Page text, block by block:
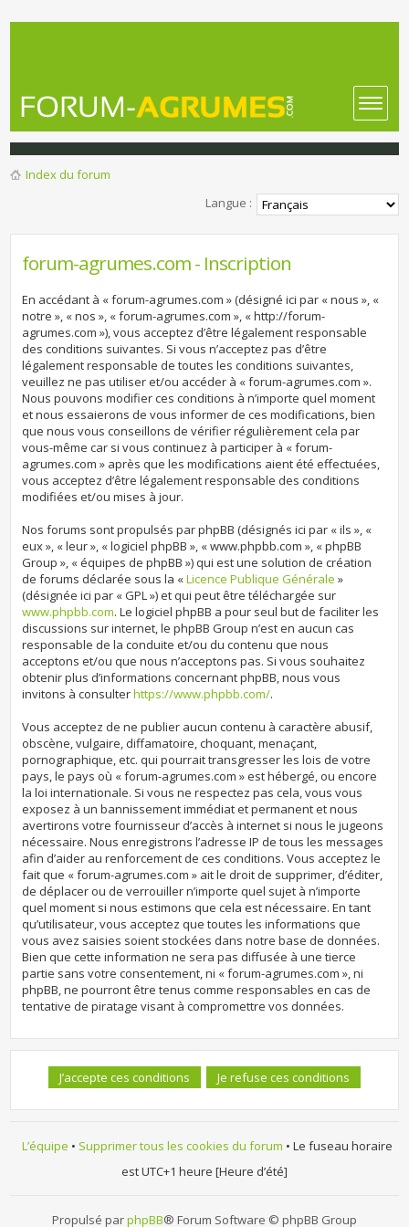
Index du forum
Langue :
forum-agrumes.com - Inscription
En accédant à « forum-agrumes.com » (désigné ici par « nous », «
notre », « nos », « forum-agrumes.com », « http://forum-
agrumes.com »), vous acceptez d’être légalement responsable
des conditions suivantes. Si vous n’acceptez pas d’être
légalement responsable de toutes les conditions suivantes,
veuillez ne pas utiliser et/ou accéder à « forum-agrumes.com ».
Nous pouvons modifier ces conditions à n’importe quel moment
et nous essaierons de vous informer de ces modifications, bien
que nous vous conseillons de vérifier régulièrement cela par
vous-même car si vous continuez à participer à « forum-
agrumes.com » après que les modifications aient été effectuées,
vous acceptez d’être légalement responsable des conditions
modifiées et/ou mises à jour.
Nos forums sont propulsés par phpBB (désignés ici par « ils », «
eux », « leur », « logiciel phpBB », « www.phpbb.com », « phpBB
Group », « équipes de phpBB ») qui est une solution de création
de forums déclarée sous la «Licence Publique Générale »
(désignée ici par « GPL ») et qui peut être téléchargée sur
www.phpbb.com. Le logiciel phpBB a pour seul but de faciliter les
discussions sur internet, le phpBB Group n’est en aucun cas
responsable de la conduite et/ou du contenu que nous
acceptons et/ou que nous n’acceptons pas. Si vous souhaitez
obtenir plus d’informations concernant phpBB, nous vous
invitons à consulterhttps://www.phpbb.com/.
Vous acceptez de ne publier aucun contenu à caractère abusif,
obscène, vulgaire, diffamatoire, choquant, menaçant,
pornographique, etc. qui pourrait transgresser les lois de votre
pays, le pays où « forum-agrumes.com » est hébergé, ou encore
la loi internationale. Si vous ne respectez pas cela, vous vous
exposez à un bannissement immédiat et permanent et nous
avertirons votre fournisseur d’accès à internet si nous le jugeons
nécessaire. Nous enregistrons l’adresse IP de tous les messages
afin d’aider au renforcement de ces conditions. Vous acceptez le
fait que « forum-agrumes.com » ait le droit de supprimer, d’éditer,
de déplacer ou de verrouiller n’importe quel sujet à n’importe
quel moment si nous estimons que cela est nécessaire. En tant
qu’utilisateur, vous acceptez que toutes les informations que
vous avez saisies soient stockées dans notre base de données.
Bien que cette information ne sera pas diffusée à une tierce
partie sans votre consentement, ni « forum-agrumes.com », ni
phpBB, ne pourront être tenus comme responsables en cas de
tentative de piratage visant à compromettre vos données.
L’équipe • Supprimer tous les cookies du forum • Le fuseau horaire
est UTC+1 heure [Heure d’été]
Propulsé parphpBB® Forum Software © phpBB Group